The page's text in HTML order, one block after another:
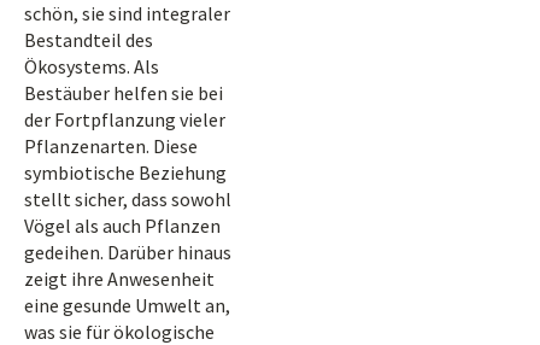
schön, sie sind integraler
Bestandteil des
Ökosystems. Als
Bestäuber helfen sie bei
der Fortpflanzung vieler
Pflanzenarten. Diese
symbiotische Beziehung
stellt sicher, dass sowohl
Vögel als auch Pflanzen
gedeihen. Darüber hinaus
zeigt ihre Anwesenheit
eine gesunde Umwelt an,
was sie für ökologische